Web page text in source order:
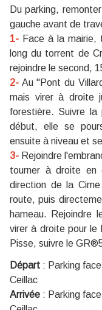
Du parking,
gauche avant de
1- Face à la mairie,
long du torrent de
rejoindre le second,
2- Au "Pont du
mais virer à droite
forestière. Suivre
début, elle se
ensuite à niveau et
3- Rejoindre
tourner à droite en
direction de la
route, puis
hameau. Rejoindre
virer à droite pour le
Pisse, suivre le
Départ : Parking
Ceillac
Arrivée : Parking